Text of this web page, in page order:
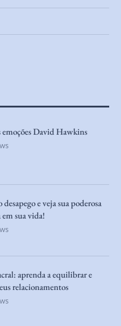
emoções David Hawkins
e veja sua poderosa
sua vida!
aprenda a equilibrar e
relacionamentos